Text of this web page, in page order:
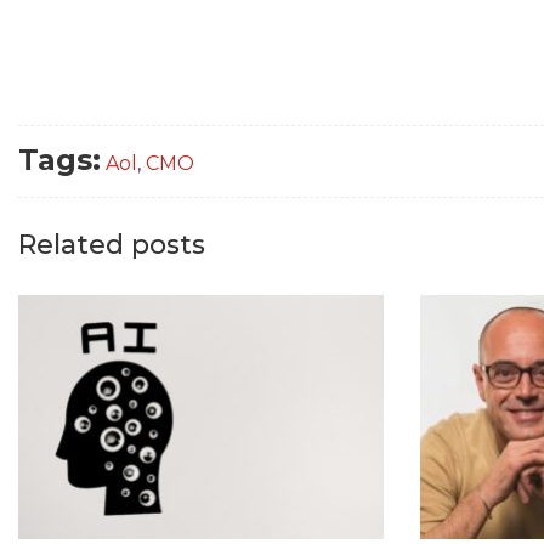
Tags: Aol , CMO
Related posts